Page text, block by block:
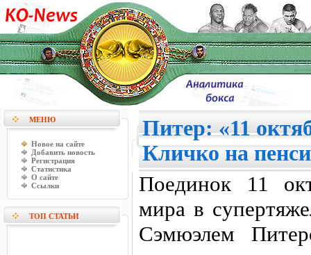
МЕНЮ
Новое на сайте
Добавить новость
Регистрация
Статистика
О сайте
Ссылки
ТОП СТАТЬИ
Питер: «11
Кличко на
Поединок 11
мира в
Сэмюэлем